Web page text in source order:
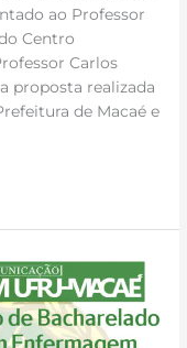
ao Professor
Centro
Carlos
proposta realizada
de Macaé e